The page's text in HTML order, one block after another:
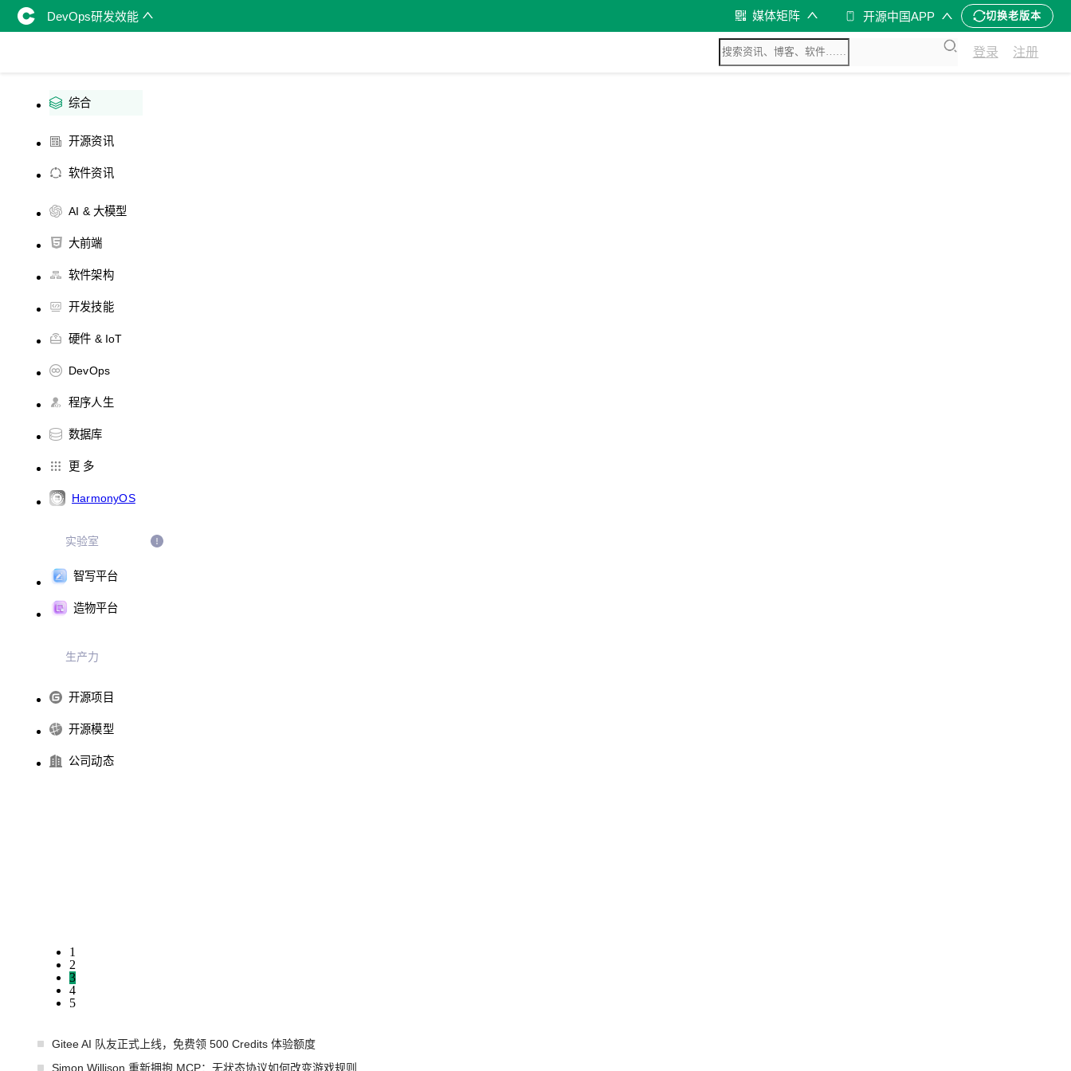
DevOps研发效能 媒体矩阵 开源中国APP 切换老版本
登录 注册
综合
开源资讯
软件资讯
AI & 大模型
大前端
软件架构
开发技能
硬件 & IoT
DevOps
程序人生
数据库
更 多
HarmonyOS
实验室
智写平台
造物平台
生产力
开源项目
开源模型
公司动态
1
2
3
4
5
Gitee AI 队友正式上线，免费领 500 Credits 体验额度
Simon Willison 重新拥抱 MCP：无状态协议如何改变游戏规则